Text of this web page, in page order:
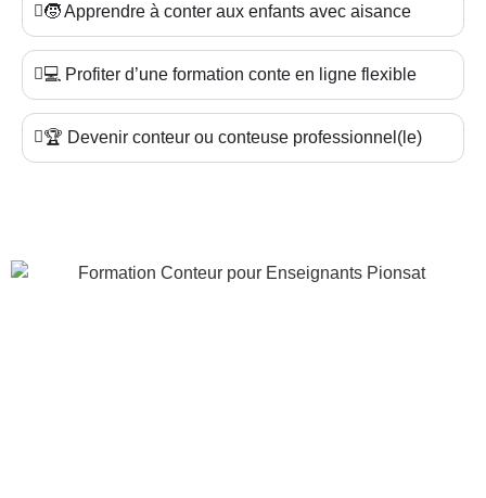
🧒 Apprendre à conter aux enfants avec aisance
💻 Profiter d’une formation conte en ligne flexible
🏆 Devenir conteur ou conteuse professionnel(le)